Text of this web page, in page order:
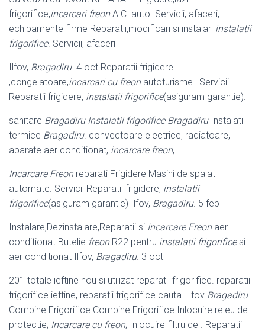
frigorifice,incarcari freonA.C. auto. Servicii, afaceri,
echipamente firme Reparatii,modificari si instalari instalatii
frigorifice. Servicii, afaceri
Ilfov, Bragadiru. 4 oct Reparatii frigidere
,congelatoare,incarcari cu freonautoturisme ! Servicii .
Reparatii frigidere, instalatii frigorifice(asiguram garantie).
sanitare Bragadiru Instalatii frigorifice BragadiruInstalatii
termice Bragadiru. convectoare electrice, radiatoare,
aparate aer conditionat, incarcare freon,
Incarcare Freonreparati Frigidere Masini de spalat
automate. Servicii Reparatii frigidere, instalatii
frigorifice(asiguram garantie) Ilfov, Bragadiru. 5 feb
Instalare,Dezinstalare,Reparatii si Incarcare Freonaer
conditionat Butelie freonR22 pentru instalatii frigorificesi
aer conditionat Ilfov, Bragadiru. 3 oct
201 totale ieftine nou si utilizat reparatii frigorifice. reparatii
frigorifice ieftine, reparatii frigorifice cauta. Ilfov Bragadiru
Combine Frigorifice Combine Frigorifice Inlocuire releu de
protectie; Incarcare cu freon; Inlocuire filtru de . Reparatii